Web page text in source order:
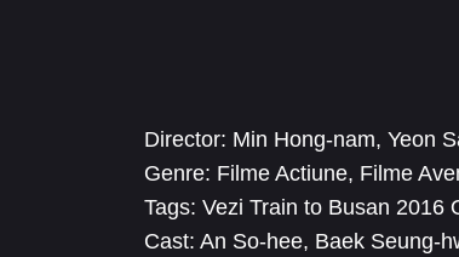
Director: Min Hong-nam, Yeon
Genre: Filme Actiune, Filme
Tags: Vezi Train to Busan 2016
Cast: An So-hee, Baek Seung-